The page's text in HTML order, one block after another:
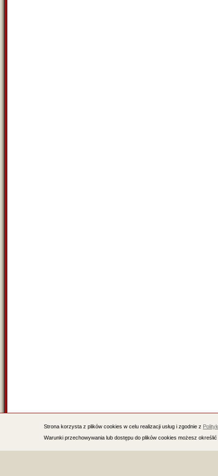
Strona korzysta z plików cookies w celu realizacji usług i zgodnie z
Warunki przechowywania lub dostępu do plików cookies możesz